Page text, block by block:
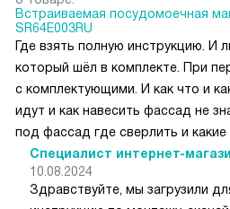
Встраиваемая посудомоечная
SR64E003RU
Где взять полную инструкцию. И
который шёл в комплекте. При
с комплектующими. И как что и
идут и как навесить фассад не
под фассад где сверлить и какие
Специалист интернет-
10.08.2024
Здравствуйте, мы загрузили